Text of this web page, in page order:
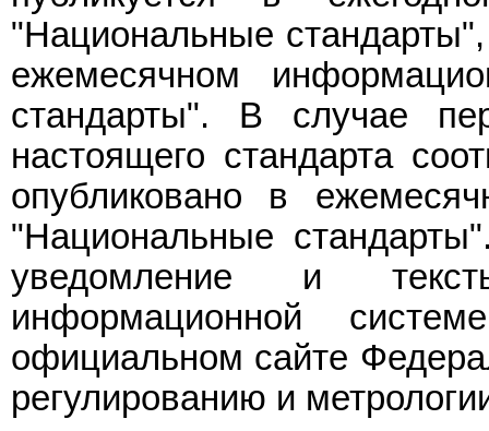
"Национальные
ежемесячном
стандарты". В случае
настоящего стандарта
опубликовано в
"Национальные
уведомление и
информационной
официальном сайте
регулированию и